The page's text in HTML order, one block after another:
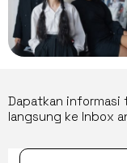
Dapatkan informasi
langsung ke Inbox